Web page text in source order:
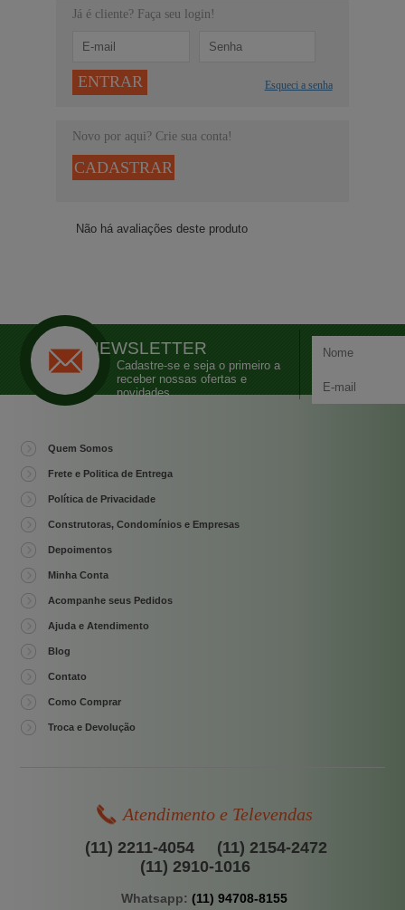
Já é cliente? Faça seu login!
ENTRAR Esqueci a senha
Novo por aqui? Crie sua conta!
CADASTRAR
Não há avaliações deste produto
NEWSLETTER
Cadastre-se e seja o primeiro a
receber nossas ofertas e
novidades
Quem Somos
Frete e Politica de Entrega
Política de Privacidade
Construtoras, Condomínios e Empresas
Depoimentos
Minha Conta
Acompanhe seus Pedidos
Ajuda e Atendimento
Blog
Contato
Como Comprar
Troca e Devolução
Atendimento e Televendas
(11) 2211-4054
(11) 2154-2472
(11) 2910-1016
Whatsapp: (11) 94708-8155